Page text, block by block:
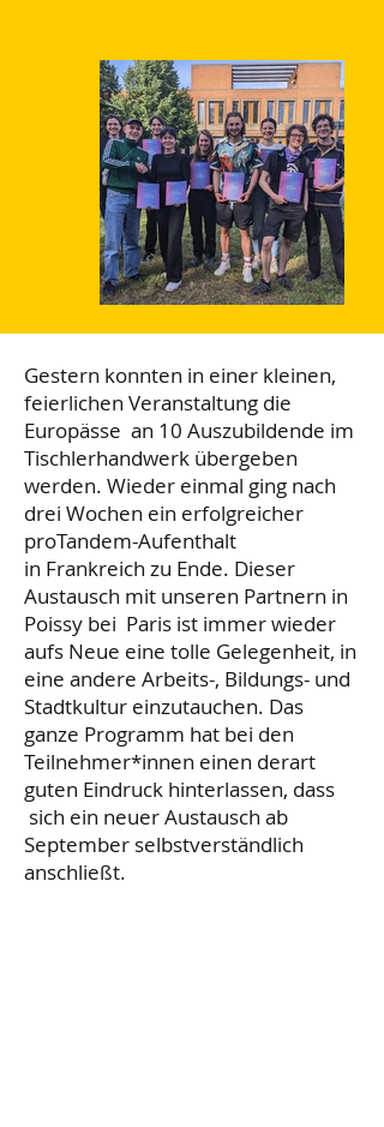
Gestern konnten in einer kleinen,
feierlichen Veranstaltung die
Europässe an 10 Auszubildende im
Tischlerhandwerk übergeben
werden. Wieder einmal ging nach
drei Wochen ein erfolgreicher
proTandem-Aufenthalt
in Frankreich zu Ende. Dieser
Austausch mit unseren Partnern in
Poissy bei Paris ist immer wieder
aufs Neue eine tolle Gelegenheit, in
eine andere Arbeits-, Bildungs- und
Stadtkultur einzutauchen. Das
ganze Programm hat bei den
Teilnehmer*innen einen derart
guten Eindruck hinterlassen, dass
sich ein neuer Austausch ab
September selbstverständlich
anschließt.